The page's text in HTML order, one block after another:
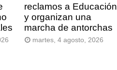
reclamos a Educación
y organizan una
marcha de antorchas
martes, 4 agosto, 2026